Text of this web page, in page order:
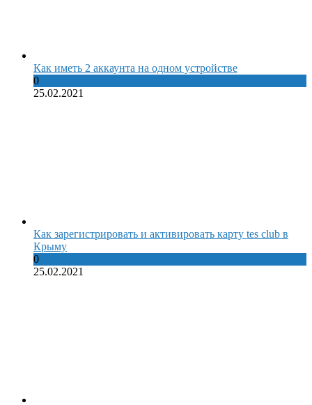
Как иметь 2 аккаунта на одном устройстве
0
25.02.2021
Как зарегистрировать и активировать карту tes club в
Крыму
0
25.02.2021